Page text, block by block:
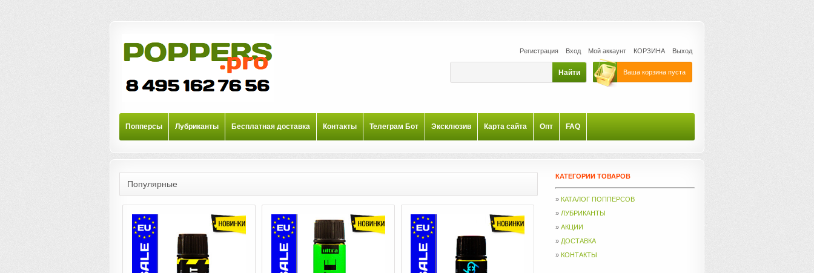
Регистрация Вход Мой аккаунт КОРЗИНА Выход
Ваша корзина пуста
Попперсы Лубриканты Бесплатная доставка Контакты Телеграм Бот Эксклюзив Карта сайта Опт FAQ
Популярные
КАТЕГОРИИ ТОВАРОВ
» КАТАЛОГ ПОППЕРСОВ
» ЛУБРИКАНТЫ
» АКЦИИ
» ДОСТАВКА
» КОНТАКТЫ